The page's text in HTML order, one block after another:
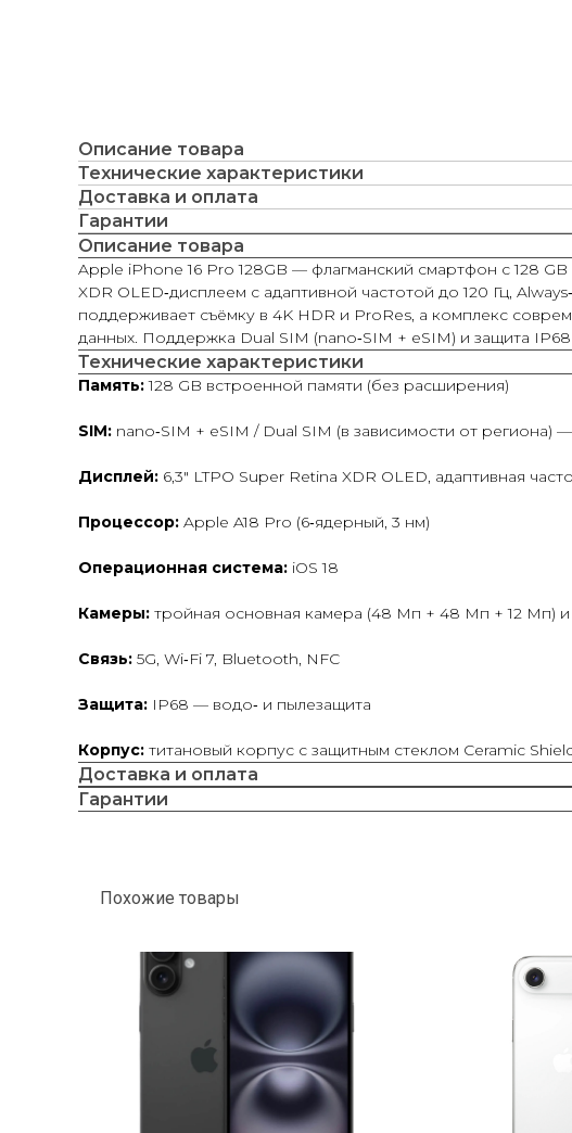
Описание товара
Технические характеристики
Доставка и оплата
Гарантии
Описание товара
Apple iPhone 16 Pro 128GB — флагманский смартфон с 128
XDR OLED‑дисплеем с адаптивной частотой до 120 Гц,
поддерживает съёмку в 4K HDR и ProRes, а комплекс
данных. Поддержка Dual SIM (nano‑SIM + eSIM) и защита
Технические характеристики
Память:128 GB встроенной памяти (без расширения)
SIM: nano‑SIM + eSIM / Dual SIM (в зависимости от
Дисплей: 6,3″ LTPO Super Retina XDR OLED, адаптивная
Процессор: Apple A18 Pro (6‑ядерный, 3 нм)
Операционная система: iOS 18
Камеры: тройная основная камера (48 Мп + 48 Мп + 12 Мп)
Связь: 5G, Wi‑Fi 7, Bluetooth, NFC
Защита: IP68 — водо‑ и пылезащита
Корпус: титановый корпус с защитным стеклом Ceramic
Доставка и оплата
Гарантии
Похожие товары